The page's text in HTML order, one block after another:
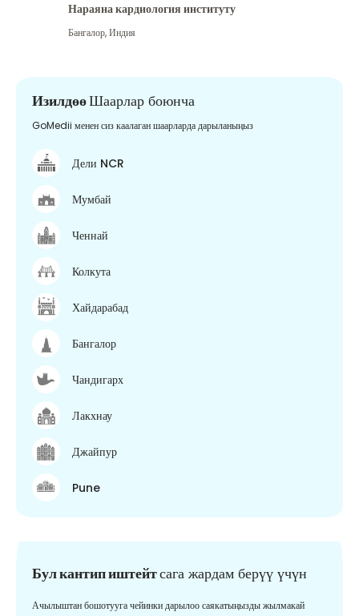
Нараяна кардиология институту
Бангалор,Индия
ИзилдөөШаарлар боюнча
GoMedii менен сиз каалаган шаарларда дарыланыңыз
Дели NCR
Мумбай
Ченнай
Колкута
Хайдарабад
Бангалор
Чандигарх
Лакхнау
Джайпур
Pune
Бул кантип иштейтсага жардам берүү үчүн
Ачылыштан бошотууга чейинки дарылоо саякатыңызды жылмакай